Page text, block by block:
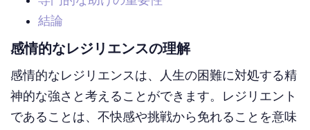
結論
感情的なレジリエンスの理解
感情的なレジリエンスは、人生の困難に対処する精
神的な強さと考えることができます。レジリエント
であることは、不快感や挑戦から免れることを意味